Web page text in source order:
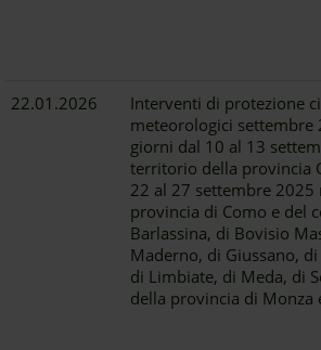
22.01.2026
Interventi di protezione
meteorologici settembre
giorni dal 10 al 13
territorio della provincia
22 al 27 settembre
provincia di Como e del
Barlassina, di Bovisio
Maderno, di Giussano,
di Limbiate, di Meda, di
della provincia di Monza